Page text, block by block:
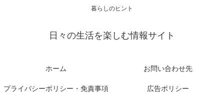
暮らしのヒント
日々の生活を楽しむ情報サイト
ホーム お問い合わせ先
プライバシーポリシー・免責事項 広告ポリシー